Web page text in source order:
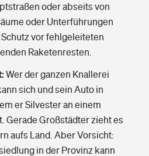
oder abseits von
oder Unterführungen
vor fehlgeleiteten
Raketenresten.
Wer der ganzen Knallerei
sich und sein Auto in
er Silvester an einem
Gerade Großstädter zieht es
aufs Land. Aber Vorsicht:
in der Provinz kann